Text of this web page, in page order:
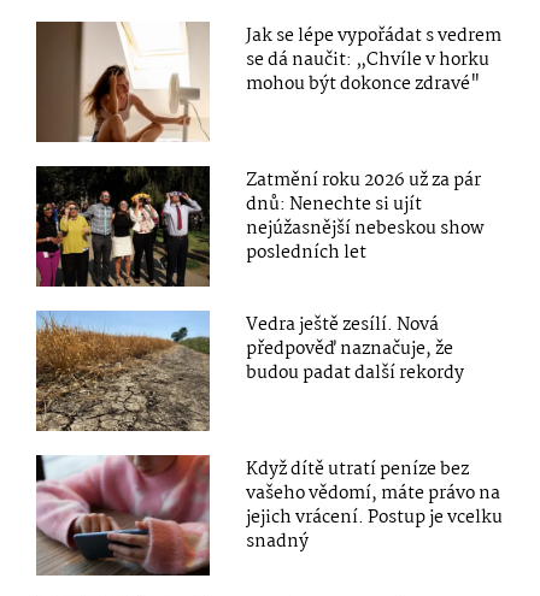
Jak se lépe vypořádat s vedrem
se dá naučit: „Chvíle v horku
mohou být dokonce zdravé"
Zatmění roku 2026 už za pár
dnů: Nenechte si ujít
nejúžasnější nebeskou show
posledních let
Vedra ještě zesílí. Nová
předpověď naznačuje, že
budou padat další rekordy
Když dítě utratí peníze bez
vašeho vědomí, máte právo na
jejich vrácení. Postup je vcelku
snadný